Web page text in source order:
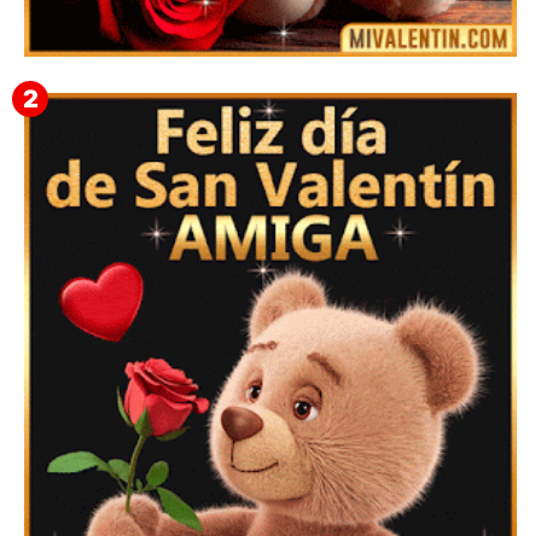
🎁 Imágenes Gif Personalizadas con Nombres para
San Valentín 2026 💘